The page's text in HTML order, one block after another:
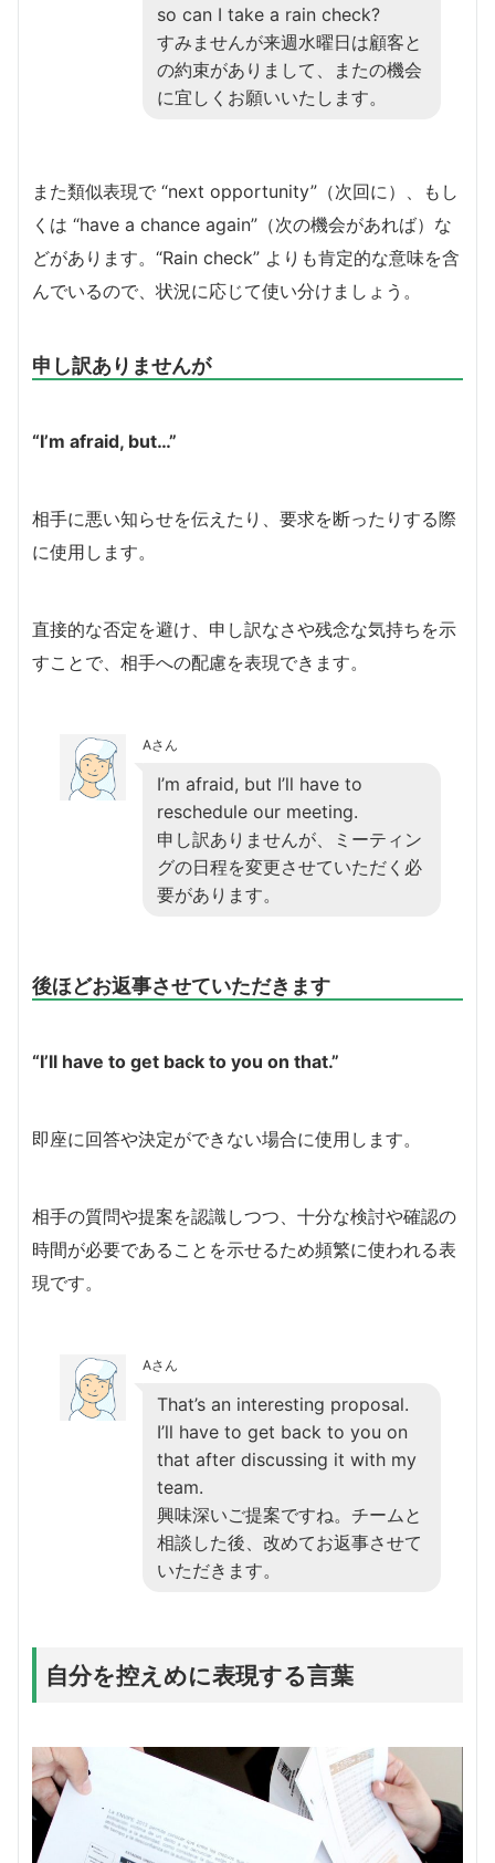
so can I take a rain check?
すみませんが来週水曜日は顧客と
の約束がありまして、またの機会
に宜しくお願いいたします。
また類似表現で “next opportunity”（次回に）、もし
くは “have a chance again”（次の機会があれば）な
どがあります。“Rain check” よりも肯定的な意味を含
んでいるので、状況に応じて使い分けましょう。
申し訳ありませんが
“I’m afraid, but…”
相手に悪い知らせを伝えたり、要求を断ったりする際
に使用します。
直接的な否定を避け、申し訳なさや残念な気持ちを示
すことで、相手への配慮を表現できます。
Aさん
I’m afraid, but I’ll have to
reschedule our meeting.
申し訳ありませんが、ミーティン
グの日程を変更させていただく必
要があります。
後ほどお返事させていただきます
“I’ll have to get back to you on that.”
即座に回答や決定ができない場合に使用します。
相手の質問や提案を認識しつつ、十分な検討や確認の
時間が必要であることを示せるため頻繁に使われる表
現です。
Aさん
That’s an interesting proposal.
I’ll have to get back to you on
that after discussing it with my
team.
興味深いご提案ですね。チームと
相談した後、改めてお返事させて
いただきます。
自分を控えめに表現する言葉